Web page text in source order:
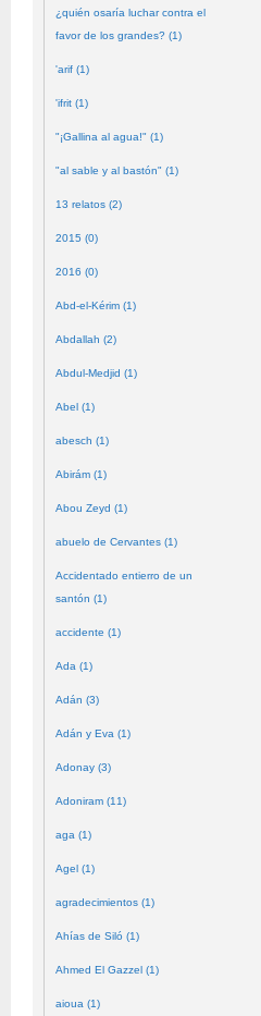
¿quién osaría luchar contra el
favor de los grandes? (1)
'arif (1)
'ifrit (1)
"¡Gallina al agua!" (1)
"al sable y al bastón" (1)
13 relatos (2)
2015 (0)
2016 (0)
Abd-el-Kérim (1)
Abdallah (2)
Abdul-Medjid (1)
Abel (1)
abesch (1)
Abirám (1)
Abou Zeyd (1)
abuelo de Cervantes (1)
Accidentado entierro de un
santón (1)
accidente (1)
Ada (1)
Adán (3)
Adán y Eva (1)
Adonay (3)
Adoniram (11)
aga (1)
Agel (1)
agradecimientos (1)
Ahías de Siló (1)
Ahmed El Gazzel (1)
aioua (1)